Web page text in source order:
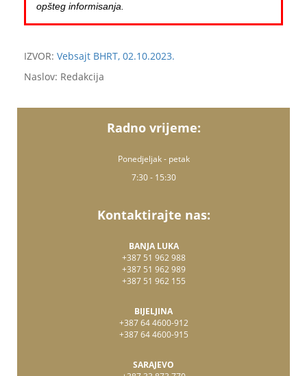
opšteg informisanja.
IZVOR: Vebsajt BHRT, 02.10.2023.
Naslov: Redakcija
Radno vrijeme:
Ponedjeljak - petak
7:30 - 15:30
Kontaktirajte nas:
BANJA LUKA
+387 51 962 988
+387 51 962 989
+387 51 962 155
BIJELJINA
+387 64 4600-912
+387 64 4600-915
SARAJEVO